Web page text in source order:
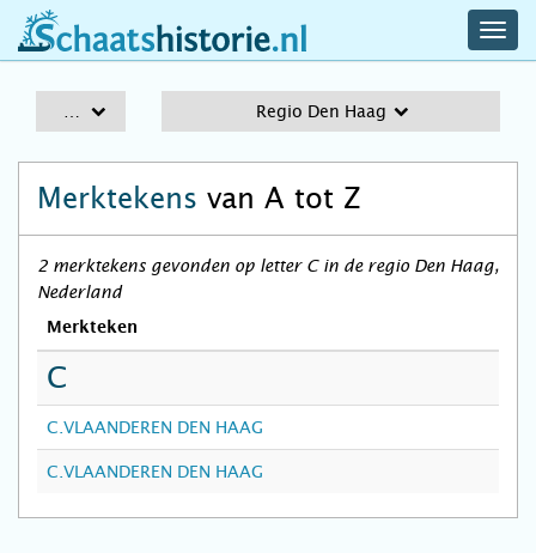
schaatshistorie.nl
Regio Den Haag
Merktekens van A tot Z
2 merktekens gevonden op letter C in de regio Den Haag,
Nederland
Merkteken
C
C.VLAANDEREN DEN HAAG
C.VLAANDEREN DEN HAAG